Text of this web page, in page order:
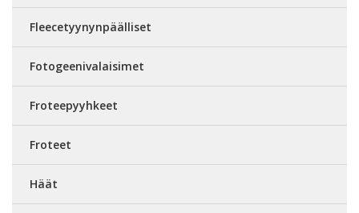
Fleecetyynynpäälliset
Fotogeenivalaisimet
Froteepyyhkeet
Froteet
Häät